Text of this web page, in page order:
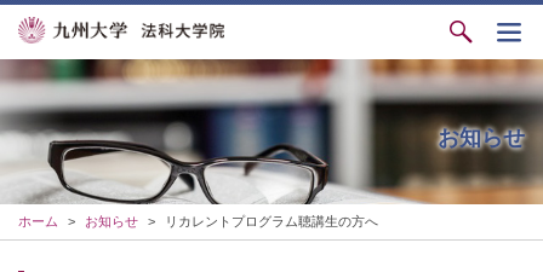
お知らせ
ホーム > お知らせ > リカレントプログラム聴講生の方へ